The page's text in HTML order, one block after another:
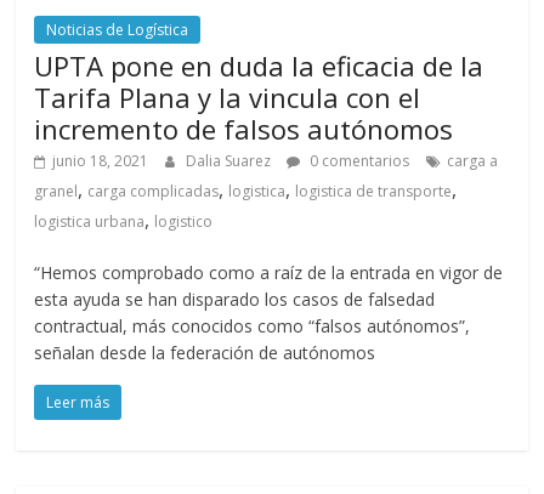
Noticias de Logística
UPTA pone en duda la eficacia de la
Tarifa Plana y la vincula con el
incremento de falsos autónomos
junio 18, 2021 Dalia Suarez 0 comentarios
carga a
granel, carga complicadas, logistica, logistica de transporte,
logistica urbana, logistico
“Hemos comprobado como a raíz de la entrada en vigor de
esta ayuda se han disparado los casos de falsedad
contractual, más conocidos como “falsos autónomos”,
señalan desde la federación de autónomos
Leer más